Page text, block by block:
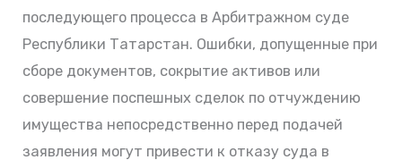
последующего процесса в Арбитражном суде
Республики Татарстан. Ошибки, допущенные при
сборе документов, сокрытие активов или
совершение поспешных сделок по отчуждению
имущества непосредственно перед подачей
заявления могут привести к отказу суда в